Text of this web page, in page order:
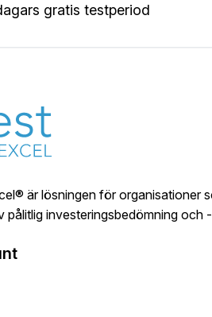
och extrapolering.
till ägare (FCFE) och analys av
integrering.
gratis testperiod
är lösningen för organisationer
pålitlig investeringsbedömning och